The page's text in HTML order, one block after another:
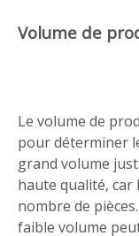
Volume de
Le volume de
pour déterminer
grand volume
haute qualité,
nombre de
faible volume